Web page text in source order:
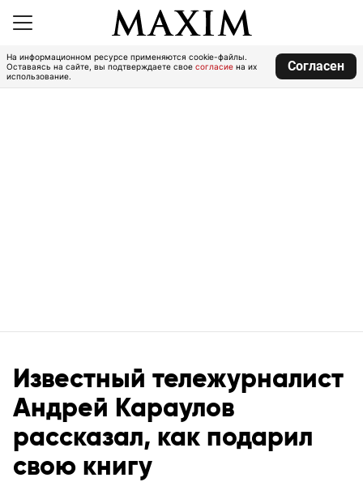
На информационном ресурсе применяются cookie-файлы.
Оставаясь на сайте, вы подтверждаете свое согласие на их
использование.
Согласен
Известный тележурналист
Андрей Караулов
рассказал, как подарил
свою книгу